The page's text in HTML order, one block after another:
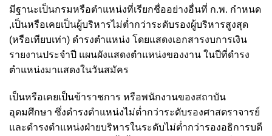
มีฐานะเป็นกรมหรือตำแหน่งที่เรียกชื่ออย่างอื่นที่ ก.พ. กำหนด
,เป็นหรือเคยเป็นผู้บริหารไม่ต่ำกว่าระดับรองผู้บริหารสูงสุด
(หรือเทียบเท่า) ดำรงตำแหน่ง โดยแสดงเอกสารงบการเงิน
รายงานประจำปี แผนผังแสดงตำแหน่งของงาน ในปีที่ดำรง
ตำแหน่งมาแสดงในวันสมัคร
เป็นหรือเคยเป็นข้าราชการ หรือพนักงานของสถาบัน
อุดมศึกษา ซึ่งดำรงตำแหน่งไม่ต่ำกว่าระดับรองศาสตราจารย์
และดำรงตำแหน่งฝ่ายบริหารในระดับไม่ต่ำกว่ารองอธิการบดี